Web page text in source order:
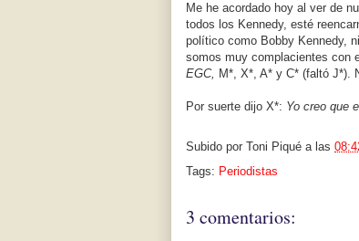
Me he acordado hoy al ver de
todos los Kennedy, esté
político como Bobby Kennedy,
somos muy complacientes con
EGC, M*, X*, A* y C* (faltó J*).
Por suerte dijo X*: Yo creo que
Subido por Toni Piqué a las
Tags: Periodistas
3 comentarios: